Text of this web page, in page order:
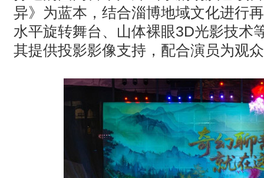
异》为蓝本，结合淄博地域文化进行
水平旋转舞台、山体裸眼3D光影技术
其提供投影影像支持，配合演员为观